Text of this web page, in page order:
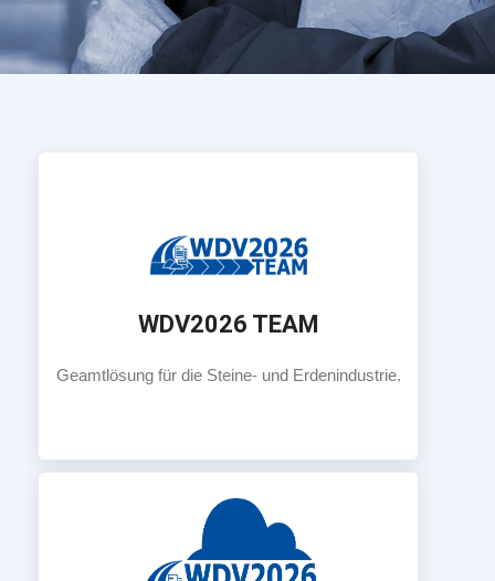
WDV2026 TEAM
Geamtlösung für die Steine- und Erdenindustrie.
WDV2026 TEAM
Rohstoffindustrie.
Mehr Info